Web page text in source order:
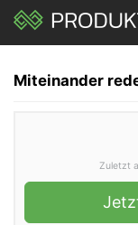
Skip
main
Miteinander
Zuletzt